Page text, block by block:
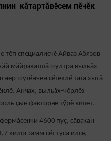
кӑтартăвӗсем пӗчӗк
тӗп специалисчӗ Айваз Абязов
мăйракаллă шултра выльăх
шутӗнчен сӗтеклӗ тата хытă
Анчах, выльӑх-чӗрлӗх
çын факторне тӳрӗ килет.
4600 пуç, сăвакан
килограмм сӗт туса илсе,